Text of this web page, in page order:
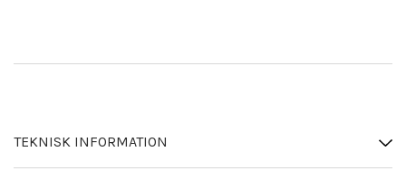
TEKNISK INFORMATION